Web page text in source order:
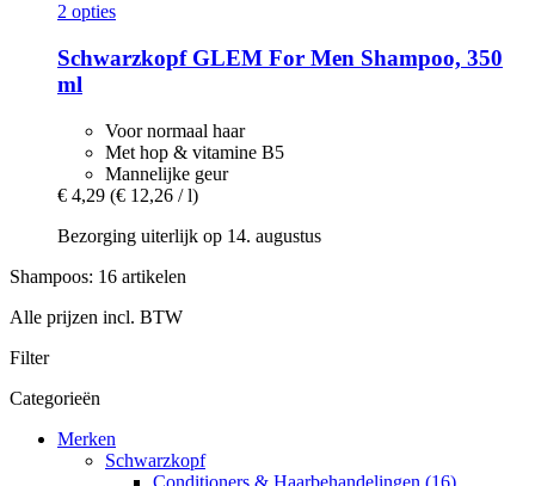
2 opties
SchwarzkopfGLEM For Men Shampoo, 350
ml
Voor normaal haar
Met hop & vitamine B5
Mannelijke geur
€ 4,29 (€ 12,26 / l)
Bezorging uiterlijk op 14. augustus
Shampoos: 16 artikelen
Alle prijzen incl. BTW
Filter
Categorieën
Merken
Schwarzkopf
Conditioners & Haarbehandelingen (16)